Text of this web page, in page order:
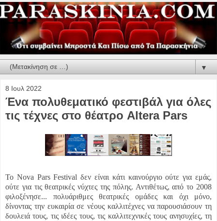
▼
8 Ιουλ 2022
Ένα πολυθεματικό φεστιβάλ για όλες
τις τέχνες στο θέατρο Altera Pars
Το Nova Pars Festival δεν είναι κάτι καινούργιο ούτε για εμάς,
ούτε για τις θεατρικές νύχτες της πόλης. Αντιθέτως, από το 2008
φιλοξένησε... πολυάριθμες θεατρικές ομάδες και όχι μόνο,
δίνοντας την ευκαιρία σε νέους καλλιτέχνες να παρουσιάσουν τη
δουλειά τους, τις ιδέες τους, τις καλλιτεχνικές τους ανησυχίες, τη